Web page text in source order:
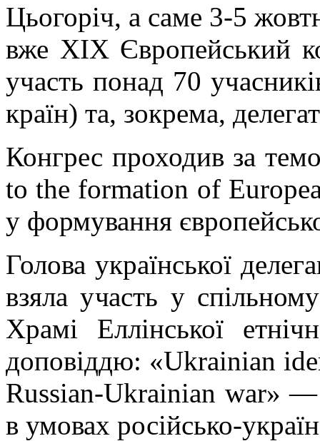
Цьогоріч, а саме 3-5
вже ХІХ Європейський
участь понад 70
країн) та, зокрема,
Конгрес проходив за
to the formation of
у формування
Голова української
взяла участь у
Храмі Еллінської
доповіддю: «Ukrainian
Russian-Ukrainian war» —
в умовах російсько-